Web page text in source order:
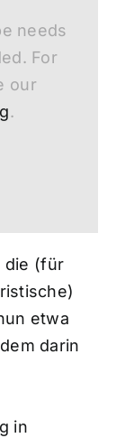
needs
For
our
.
die (für
etwa
darin
in